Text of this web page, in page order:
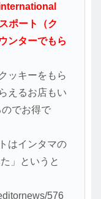
ポート（ク
ンターでもら
ッキーをもら
えるお店もい
でお得で
はインタマの
」というと
576